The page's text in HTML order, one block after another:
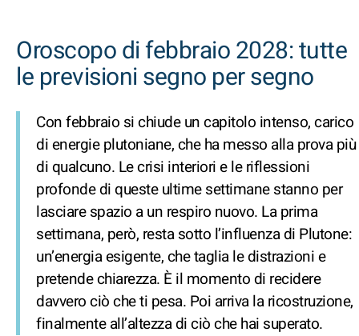
Oroscopo di febbraio 2028: tutte
le previsioni segno per segno
Con febbraio si chiude un capitolo intenso, carico
di energie plutoniane, che ha messo alla prova più
di qualcuno. Le crisi interiori e le riflessioni
profonde di queste ultime settimane stanno per
lasciare spazio a un respiro nuovo. La prima
settimana, però, resta sotto l’influenza di Plutone:
un’energia esigente, che taglia le distrazioni e
pretende chiarezza. È il momento di recidere
davvero ciò che ti pesa. Poi arriva la ricostruzione,
finalmente all’altezza di ciò che hai superato.